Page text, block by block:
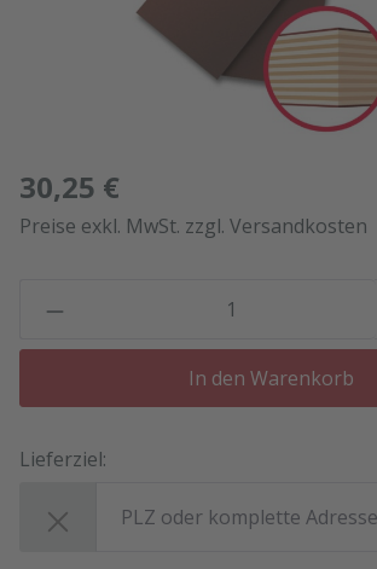
30,25 €
Preise exkl. MwSt. zzgl. Versandkosten
In den Warenkorb
Lieferziel: